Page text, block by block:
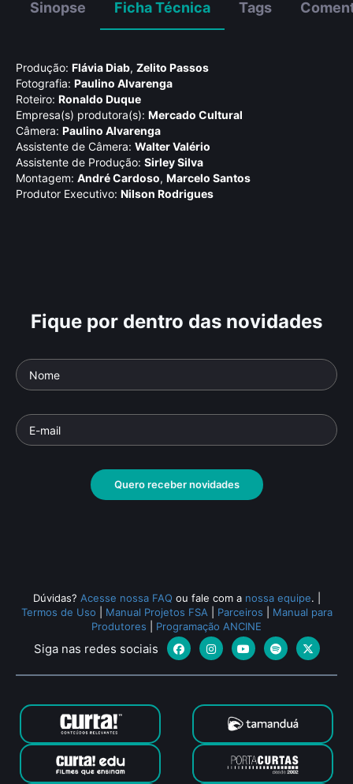
Sinopse Ficha Técnica Tags
Produção: Flávia Diab, Zelito Passos
Fotografia: Paulino Alvarenga
Roteiro: Ronaldo Duque
Empresa(s) produtora(s): Mercado Cultural
Câmera: Paulino Alvarenga
Assistente de Câmera: Walter Valério
Assistente de Produção: Sirley Silva
Montagem: André Cardoso, Marcelo Santos
Produtor Executivo: Nilson Rodrigues
Alquimista da Palavra
Parte
Fique por dentro das novidades
Quero receber novidades
Dúvidas? Acesse nossa FAQ ou fale com a nossa equipe.
Termos de Uso
Manual Projetos FSA Parceiros
Manual para
Produtores
Programação ANCINE
Siga nas redes sociais